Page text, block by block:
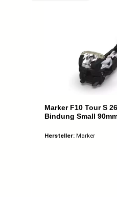
Marker F10 Tour S
Bindung Small
Hersteller: Marker